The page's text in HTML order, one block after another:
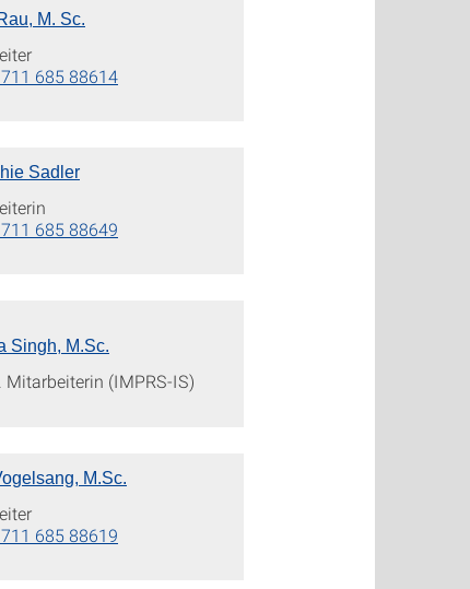
M. Sc.
685 88614
Sadler
685 88649
Singh, M.Sc.
Mitarbeiterin (IMPRS-IS)
M.Sc.
685 88619